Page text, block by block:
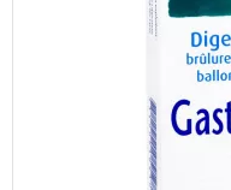
En gastro-entérologie : en
et de mauvais transit, de
En pneumologie : en cas
particulier les toux
broncho-pneumopathies
l’emphysème et l’asthme.